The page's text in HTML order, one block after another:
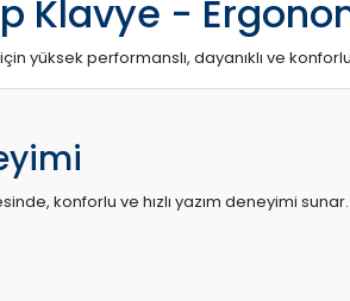
Klavye -
yüksek performanslı, dayanıklı ve
konforlu ve hızlı yazım deneyimi sunar.